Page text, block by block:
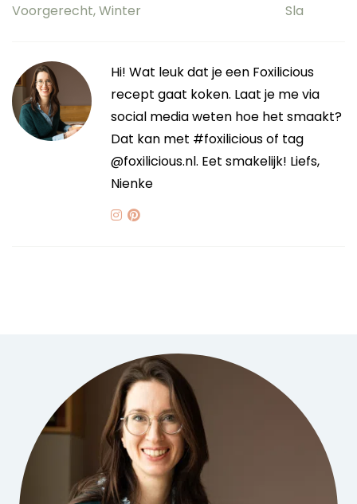
Voorgerecht,Winter
Sla
Hi! Wat leuk dat je een Foxilicious
recept gaat koken. Laat je me via
social media weten hoe het smaakt?
Dat kan met #foxilicious of tag
@foxilicious.nl. Eet smakelijk! Liefs,
Nienke